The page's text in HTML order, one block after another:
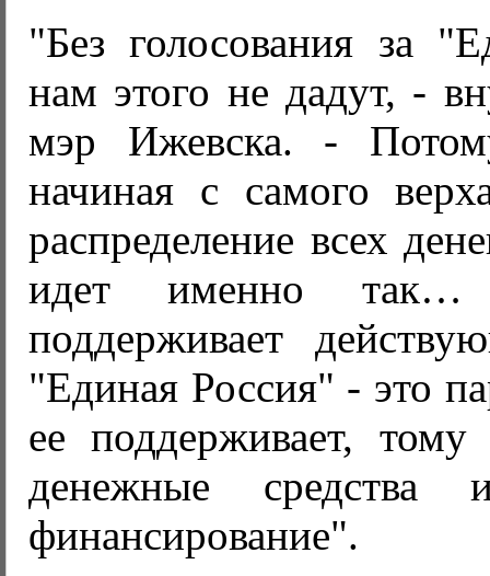
"Без голосования за
нам этого не дадут, -
мэр Ижевска. -
начиная с самого
распределение всех
идет именно так…
поддерживает
"Единая Россия" - это
ее поддерживает,
денежные средства
финансирование".